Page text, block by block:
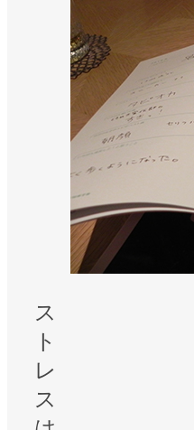
ス
ト
レ
ス